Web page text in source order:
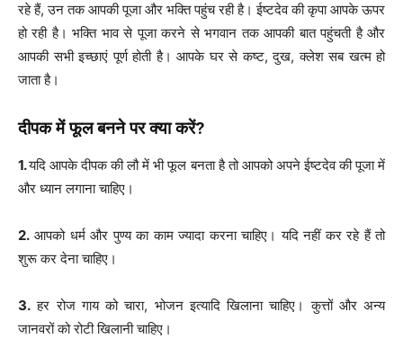
रहे हैं, उन तक आपकी पूजा और भक्ति पहुंच रही है। ईष्टदेव की कृपा आपके ऊपर
हो रही है। भक्ति भाव से पूजा करने से भगवान तक आपकी बात पहुंचती है और
आपकी सभी इच्छाएं पूर्ण होती है। आपके घर से कष्ट, दुख, क्लेश सब खत्म हो
जाता है।
दीपक में फूल बनने पर क्या करें?
1.यदि आपके दीपक की लौ में भी फूल बनता है तो आपको अपने ईष्टदेव की पूजा में
और ध्यान लगाना चाहिए।
2. आपको धर्म और पुण्य का काम ज्यादा करना चाहिए। यदि नहीं कर रहे हैं तो
शुरू कर देना चाहिए।
3. हर रोज गाय को चारा, भोजन इत्यादि खिलाना चाहिए। कुत्तों और अन्य
जानवरों को रोटी खिलानी चाहिए।